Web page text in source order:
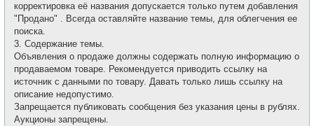
корректировка её названия допускается только путем добавления
"Продано" . Всегда оставляйте название темы, для облегчения ее
поиска.
3. Содержание темы.
Объявления о продаже должны содержать полную информацию о
продаваемом товаре. Рекомендуется приводить ссылку на
источник с данными по товару. Давать только лишь ссылку на
описание недопустимо.
Запрещается публиковать сообщения без указания цены в рублях.
Аукционы запрещены.